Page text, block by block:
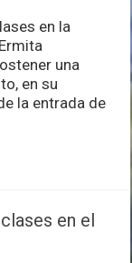
en la
una
en su
la entrada de
en el